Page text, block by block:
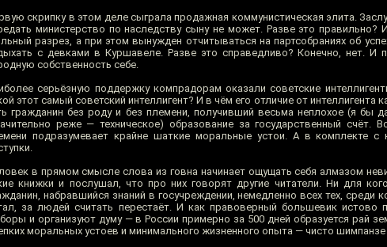
скрипку в этом деле сыграла продажная коммунистическая элита.
министерство по наследству сыну не может. Разве это правильно?
разрез, а при этом вынужден отчитываться на партсобраниях об
с девками в Куршавеле. Разве это справедливо? Конечно, нет. И
собственность себе.
серьёзную поддержку компрадорам оказали советские
этот самый советский интеллигент? И в чём его отличие от интеллигента
гражданин без роду и без племени, получивший весьма неплохое (я бы
реже — техническое) образование за государственный счёт.
подразумевает крайне шаткие моральные устои. А в комплекте с
в прямом смысле слова из говна начинает ощущать себя алмазом
книжки и послушал, что про них говорят другие читатели. Ни для
набравшийся знаний в госучреждении, немедленно всех тех, среди
за людей считать перестаёт. И как правоверный большевик истово
и организуют думу — в России примерно за 500 дней образуется рай
моральных устоев и минимального жизненного опыта — чисто шимпанзе